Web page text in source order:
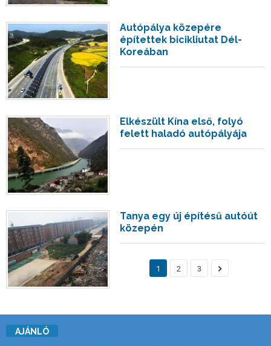
Autópálya közepére
építettek bicikliutat Dél-
Koreában
Elkészült Kína első, folyó
felett haladó autópályája
Tanya egy új építésű autóút
közepén
1 2 3
AJÁNLÓ